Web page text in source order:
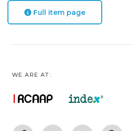
Full item page
WE ARE AT: